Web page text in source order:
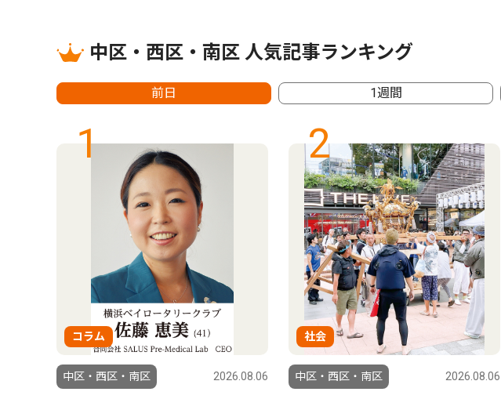
中区・西区・南区 人気記事ランキング
前日 1週間
1
コラム
中区・西区・南区 2026.08.06
2
社会
中区・西区・南区 2026.08.06